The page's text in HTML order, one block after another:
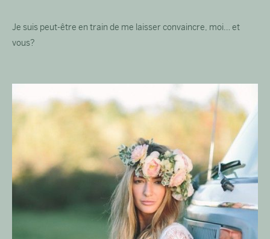
Je suis peut-être en train de me laisser convaincre, moi… et
vous?